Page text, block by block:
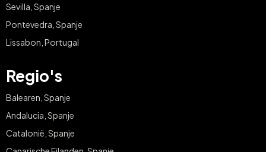
Sevilla, Spanje
Pontevedra, Spanje
Lissabon, Portugal
Regio's
Balearen, Spanje
Andalucia, Spanje
Catalonië, Spanje